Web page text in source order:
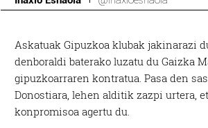
Askatuak Gipuzkoa klubak jakinarazi
denboraldi baterako luzatu du Gaizka
gipuzkoarraren kontratua. Pasa den
Donostiara, lehen alditik zazpi urtera,
konpromisoa agertu du.